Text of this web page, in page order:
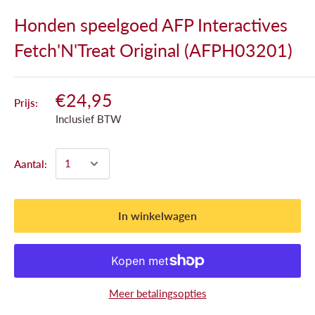
Honden speelgoed AFP Interactives
Fetch'N'Treat Original (AFPH03201)
Prijs: €24,95
Inclusief BTW
Aantal:
In winkelwagen
Meer betalingsopties